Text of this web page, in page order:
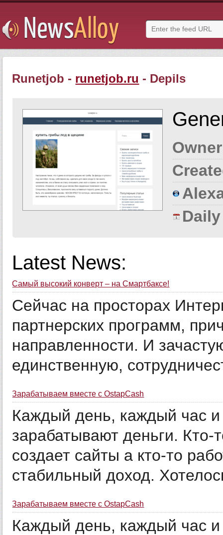
Runetjob - runetjob.ru - Depils
Latest News:
Самый высокий конверт – на Смартбаксе!
Сейчас на просторах
партнерских программ,
направленности. И
единственную,
Зарабатываем вместе с OstapCash
Каждый день, каждый час
зарабатывают деньги. Кто-
создает сайты а кто-то
стабильный доход.
Зарабатываем вместе с OstapCash
Каждый день, каждый час